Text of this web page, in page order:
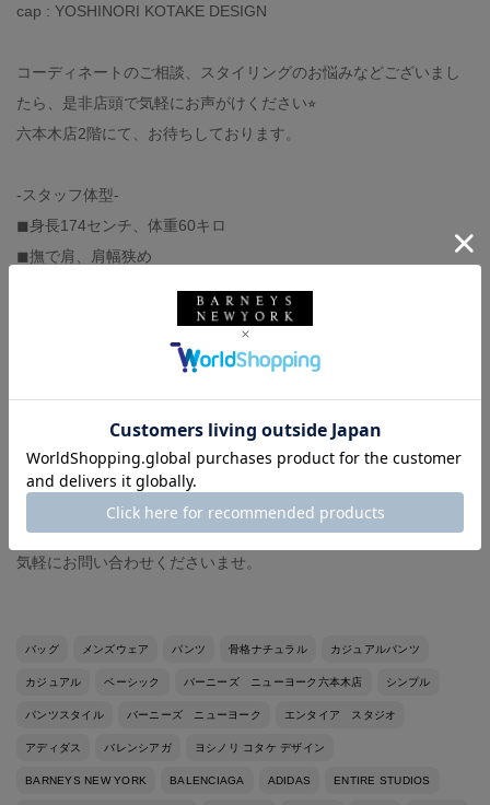
cap : YOSHINORI KOTAKE DESIGN
コーディネートのご相談、スタイリングのお悩みなどございまし
たら、是非店頭で気軽にお声がけください⭐︎
六本木店2階にて、お待ちしております。
-スタッフ体型-
◼︎身長174センチ、体重60キロ
◼︎撫で肩、肩幅狭め
◼︎革靴サイズ40,UK6（ジャストサイズです）
◼︎スニーカーサイズ27センチ（大きめに履きます）
オンラインストアで商品が売切れの際は
※『再入荷お知らせ』ボタンから再入荷時にメールでお知らせで
※『店舗在庫表示』ボタンから各店在庫をご確認いただけます。
気軽にお問い合わせくださいませ。
バッグ メンズウェア パンツ 骨格ナチュラル カジュアルパンツ
カジュアル ベーシック バーニーズ ニューヨーク六本木店 シンプル
パンツスタイル バーニーズ ニューヨーク エンタイア スタジオ
アディダス バレンシアガ ヨシノリ コタケ デザイン
BARNEYS NEW YORK BALENCIAGA ADIDAS ENTIRE STUDIOS